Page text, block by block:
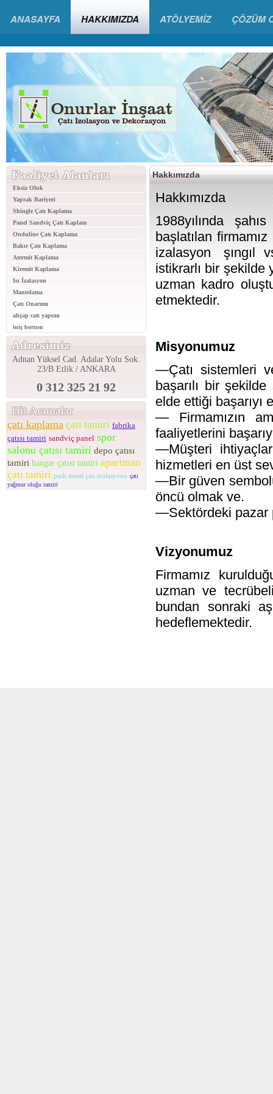
ANASAYFA HAKKIMIZDA ATÖLYEMİZ ÇÖZÜM
Eksiz Oluk
Yaprak Bariyeri
Shingle Çatı Kaplama
Panel Sandviç Çatı Kaplam
Onduline Çatı Kaplama
Bakır Çatı Kaplama
Atermit Kaplama
Kiremit Kaplama
Isı İzalasyon
Mantolama
Çatı Onarımı
ahşap catı yapımı
iniş borusu
Adnan Yüksel Cad. Adalar Yolu Sok.
23/B Etlik / ANKARA
0 312 325 21 92
çatı kaplama çatı tamiri fabrika
çatısı tamiri sandviç panel spor
salonu çatısı tamiri depo çatısı
tamiri hangar çatısı tamiri apartman
çatı tamiri paslı metal çatı izolasyonu çatı
yağmur oluğu tamiri
Hakkımızda
Hakkımızda
1988yılında
başlatılan
izalasyon şıngıl
istikrarlı bir şekilde
uzman kadro
etmektedir.
Misyonumuz
—Çatı sistemleri
başarılı bir
elde ettiği başarıyı
— Firmamızın
faaliyetlerini
—Müşteri
hizmetleri en üst
—Bir güven
öncü olmak ve.
—Sektördeki pazar
Vizyonumuz
Firmamız
uzman ve
bundan sonraki
hedeflemektedir.